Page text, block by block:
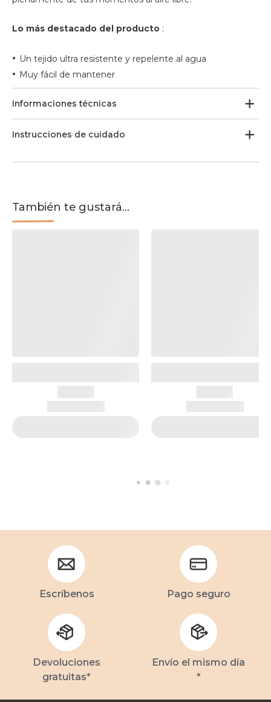
Lo más destacado del producto :
• Un tejido ultra resistente y repelente al agua
• Muy fácil de mantener
Informaciones técnicas
Instrucciones de cuidado
También te gustará...
Escríbenos Pago seguro
Devoluciones
gratuitas*
Envío el mismo día
*